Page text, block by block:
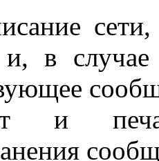
в случае
и